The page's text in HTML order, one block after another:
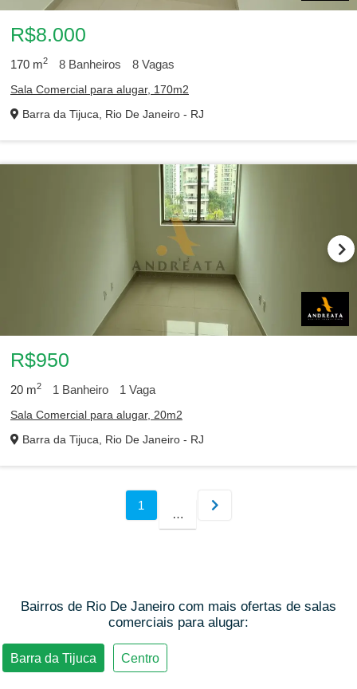
R$8.000
170 m2 8 Banheiros 8 Vagas
Sala Comercial para alugar, 170m2
Barra da Tijuca, Rio De Janeiro - RJ
R$950
20 m2 1 Banheiro 1 Vaga
Sala Comercial para alugar, 20m2
Barra da Tijuca, Rio De Janeiro - RJ
Bairros de Rio De Janeiro com mais ofertas de salas
comerciais para alugar: